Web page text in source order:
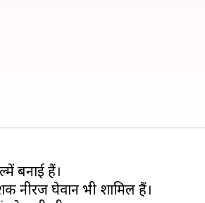
बनाई हैं।
नीरज घेवान भी शामिल हैं।